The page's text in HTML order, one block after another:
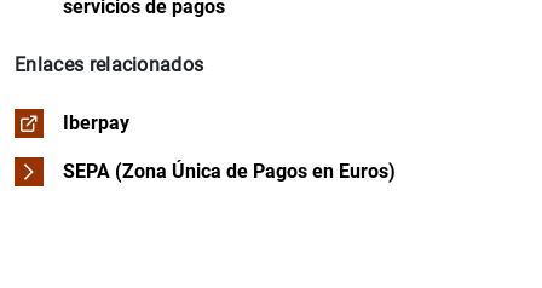
servicios de pagos
Enlaces relacionados
Iberpay
SEPA (Zona Única de Pagos en Euros)